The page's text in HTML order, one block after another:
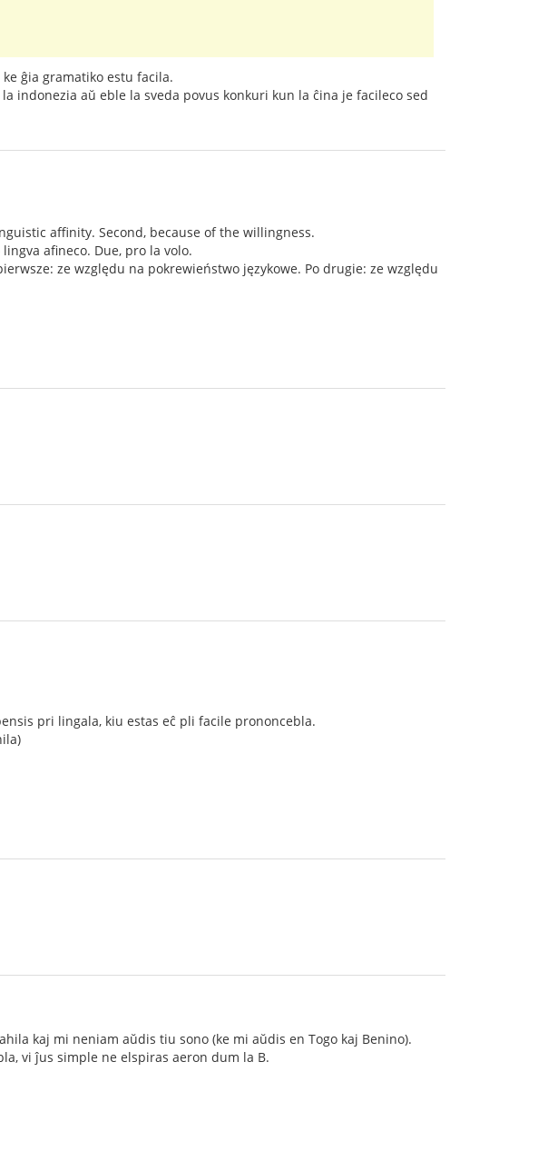
ĝia gramatiko estu facila.
indonezia aŭ eble la sveda povus konkuri kun la ĉina je facileco sed
affinity. Second, because of the willingness.
afineco. Due, pro la volo.
ze względu na pokrewieństwo językowe. Po drugie: ze względu
pri lingala, kiu estas eĉ pli facile prononcebla.
kaj mi neniam aŭdis tiu sono (ke mi aŭdis en Togo kaj Benino).
vi ĵus simple ne elspiras aeron dum la B.